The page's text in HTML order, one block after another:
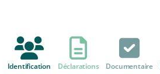
Identification Déclarations Documentaire